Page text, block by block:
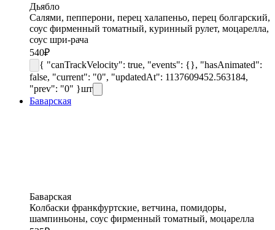
Дьябло
Салями, пепперони, перец халапеньо, перец болгарский,
соус фирменный томатный, куринный рулет, моцарелла,
соус шри-рача
540₽
{ "canTrackVelocity": true, "events": {}, "hasAnimated":
false, "current": "0", "updatedAt": 1137609452.563184,
"prev": "0" }шт
Баварская
Баварская
Колбаски франкфуртские, ветчина, помидоры,
шампиньоны, соус фирменный томатный, моцарелла